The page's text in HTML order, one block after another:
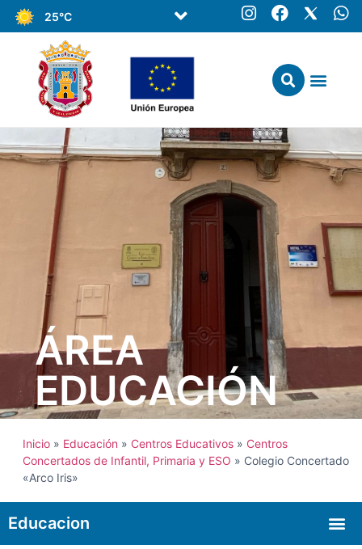
25°C
ÁREA
EDUCACIÓN
Inicio » Educación » Centros Educativos » Centros
Concertados de Infantil, Primaria y ESO » Colegio Concertado
«Arco Iris»
Educacion